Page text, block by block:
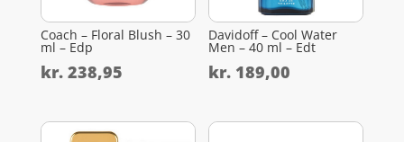
Coach – Floral Blush – 30
ml – Edp
kr.238,95
Davidoff – Cool Water
Men – 40 ml – Edt
kr. 189,00